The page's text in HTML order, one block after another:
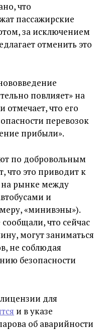
что
пассажирские
за исключением
отменить это
повлияет» на
отмечает, что его
перевозок
прибыли».
по добровольным
что это приводит к
рынке между
и
«минивэны»).
что сейчас
могут заниматься
не соблюдая
безопасности
для
и в указе
об аварийности